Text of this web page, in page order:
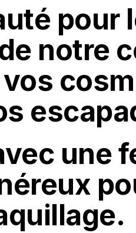
pour
notre
une